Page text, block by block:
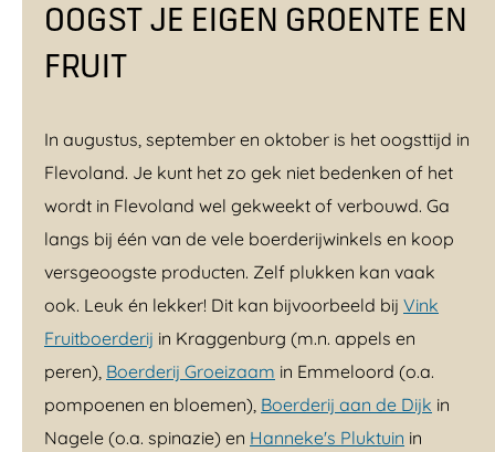
OOGST JE EIGEN GROENTE EN
FRUIT
In augustus, september en oktober is het oogsttijd in
Flevoland. Je kunt het zo gek niet bedenken of het
wordt in Flevoland wel gekweekt of verbouwd. Ga
langs bij één van de vele boerderijwinkels en koop
versgeoogste producten. Zelf plukken kan vaak
ook. Leuk én lekker! Dit kan bijvoorbeeld bij Vink
Fruitboerderij in Kraggenburg (m.n. appels en
peren), Boerderij Groeizaam in Emmeloord (o.a.
pompoenen en bloemen), Boerderij aan de Dijk in
Nagele (o.a. spinazie) en Hanneke's Pluktuin in